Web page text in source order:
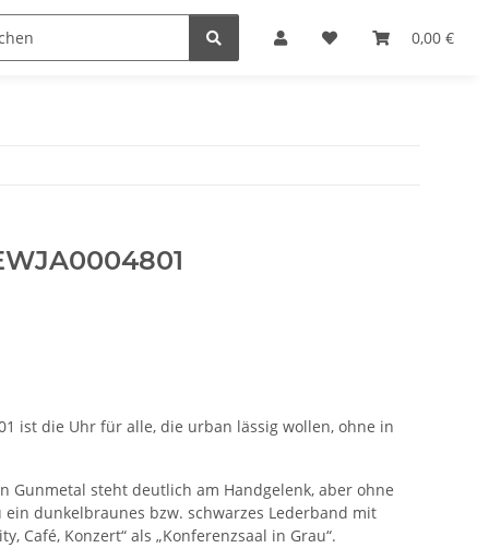
0,00 €
ist die Uhr für alle, die urban lässig wollen, ohne in
Gunmetal steht deutlich am Handgelenk, aber ohne
ein dunkelbraunes bzw. schwarzes Lederband mit
Café, Konzert“ als „Konferenzsaal in Grau“.